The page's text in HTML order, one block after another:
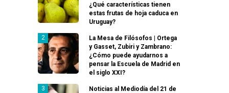
¿Qué características tienen
estas frutas de hoja caduca en
Uruguay?
La Mesa de Filósofos | Ortega
y Gasset, Zubiri y Zambrano:
¿Cómo puede ayudarnos a
pensar la Escuela de Madrid en
el siglo XXI?
Noticias al Mediodía del 21 de